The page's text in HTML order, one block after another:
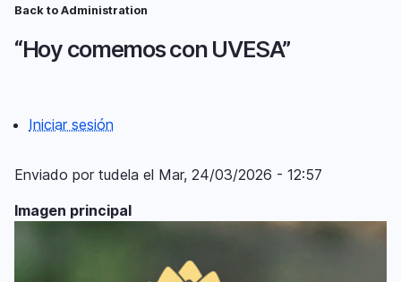
Pasar
contenido
de
Back to Administration
“Hoy comemos con UVESA”
Menú
del
compte
d'usuari
Iniciar sesión
Enviado por tudela el Mar, 24/03/2026 - 12:57
Imagen principal